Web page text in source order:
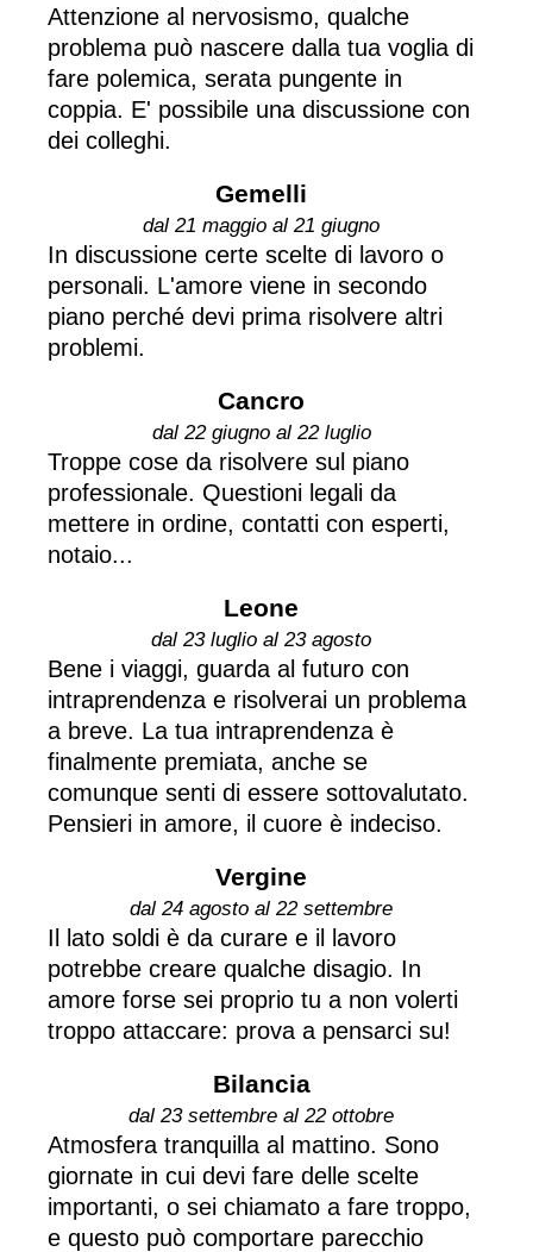
Attenzione al nervosismo, qualche
problema può nascere dalla tua voglia di
fare polemica, serata pungente in
coppia. E' possibile una discussione con
dei colleghi.
Gemelli
dal 21 maggio al 21 giugno
In discussione certe scelte di lavoro o
personali. L'amore viene in secondo
piano perché devi prima risolvere altri
problemi.
Cancro
dal 22 giugno al 22 luglio
Troppe cose da risolvere sul piano
professionale. Questioni legali da
mettere in ordine, contatti con esperti,
notaio...
Leone
dal 23 luglio al 23 agosto
Bene i viaggi, guarda al futuro con
intraprendenza e risolverai un problema
a breve. La tua intraprendenza è
finalmente premiata, anche se
comunque senti di essere sottovalutato.
Pensieri in amore, il cuore è indeciso.
Vergine
dal 24 agosto al 22 settembre
Il lato soldi è da curare e il lavoro
potrebbe creare qualche disagio. In
amore forse sei proprio tu a non volerti
troppo attaccare: prova a pensarci su!
Bilancia
dal 23 settembre al 22 ottobre
Atmosfera tranquilla al mattino. Sono
giornate in cui devi fare delle scelte
importanti, o sei chiamato a fare troppo,
e questo può comportare parecchio